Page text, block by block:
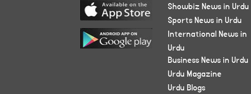
Showbiz News in Urdu
Sports News in Urdu
International News in
Urdu
Business News in Urdu
Urdu Magazine
Urdu Blogs